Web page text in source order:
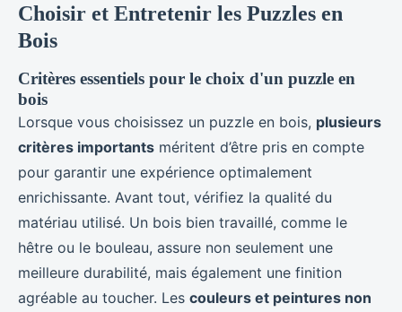
Choisir et Entretenir les Puzzles en
Bois
Critères essentiels pour le choix d'un puzzle en
bois
Lorsque vous choisissez un puzzle en bois, plusieurs
critères importants méritent d’être pris en compte
pour garantir une expérience optimalement
enrichissante. Avant tout, vérifiez la qualité du
matériau utilisé. Un bois bien travaillé, comme le
hêtre ou le bouleau, assure non seulement une
meilleure durabilité, mais également une finition
agréable au toucher. Les couleurs et peintures non